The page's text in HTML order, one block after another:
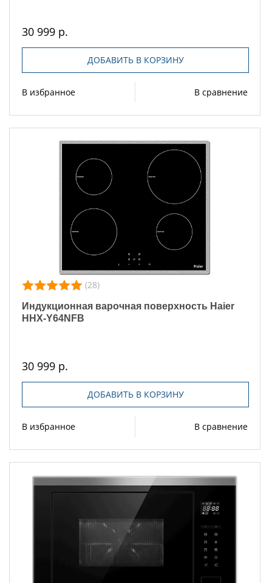
30 999 р.
ДОБАВИТЬ В КОРЗИНУ
В избранное В сравнение
(28)
Индукционная варочная поверхность Haier
HHX-Y64NFB
30 999 р.
ДОБАВИТЬ В КОРЗИНУ
В избранное В сравнение